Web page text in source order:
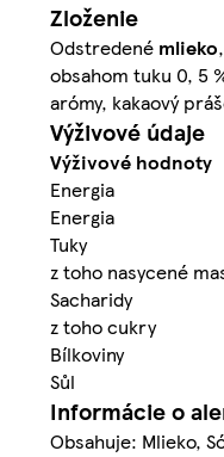
Zloženie
Odstredené mlieko
obsahom tuku 0, 5
arómy, kakaový
Výživové údaje
Výživové hodnoty
Energia
Energia
Tuky
z toho nasycené
Sacharidy
z toho cukry
Bílkoviny
Sůl
Informácie o
Obsahuje: Mlieko,